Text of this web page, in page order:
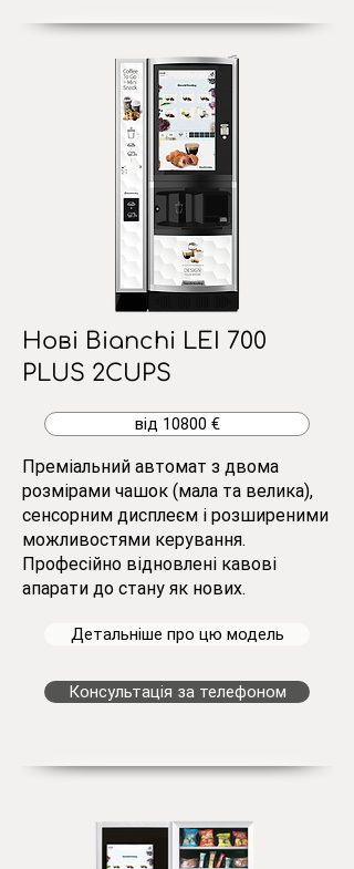
Нові Bianchi LEI 700
PLUS 2CUPS
від 10800 €
Преміальний автомат з двома
розмірами чашок (мала та велика),
сенсорним дисплеєм і розширеними
можливостями керування.
Професійно відновлені кавові
апарати до стану як нових.
Детальніше про цю модель
Консультація за телефоном